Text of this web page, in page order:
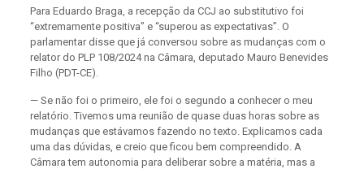
Para Eduardo Braga, a recepção da CCJ ao substitutivo foi
“extremamente positiva” e “superou as expectativas”. O
parlamentar disse que já conversou sobre as mudanças com o
relator do PLP 108/2024 na Câmara, deputado Mauro Benevides
Filho (PDT-CE).
— Se não foi o primeiro, ele foi o segundo a conhecer o meu
relatório. Tivemos uma reunião de quase duas horas sobre as
mudanças que estávamos fazendo no texto. Explicamos cada
uma das dúvidas, e creio que ficou bem compreendido. A
Câmara tem autonomia para deliberar sobre a matéria, mas a